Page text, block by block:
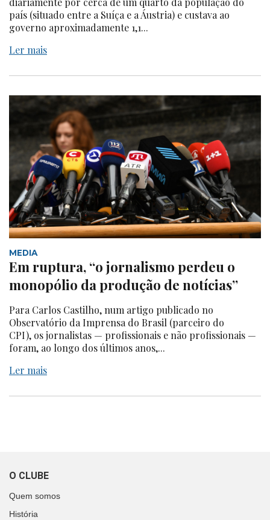
país (situado entre a Suíça e a Áustria) e custava ao
governo aproximadamente 1,1...
Ler mais
MEDIA
Em ruptura, “o jornalismo perdeu o
monopólio da produção de notícias”
Para Carlos Castilho, num artigo publicado no
Observatório da Imprensa do Brasil (parceiro do
CPI), os jornalistas — profissionais e não profissionais —
foram, ao longo dos últimos anos,...
Ler mais
O CLUBE
Quem somos
História